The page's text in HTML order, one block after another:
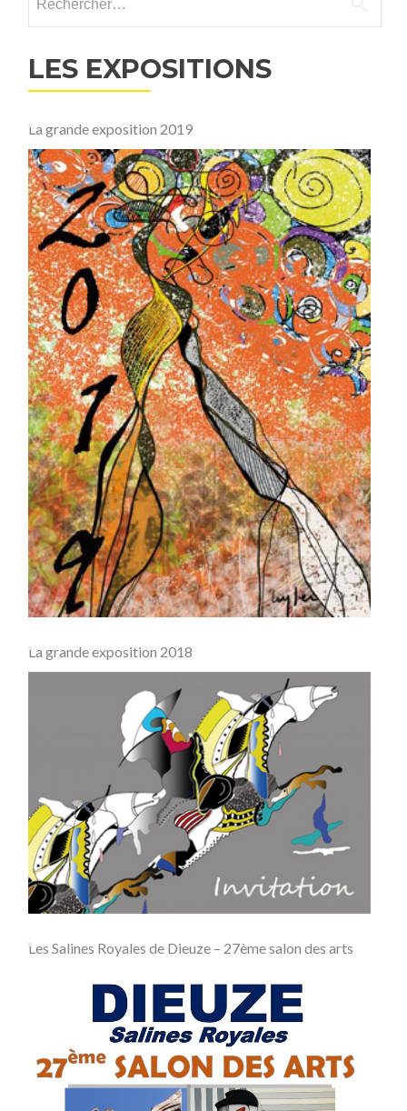
LES EXPOSITIONS
La grande exposition 2019
La grande exposition 2018
Les Salines Royales de Dieuze – 27ème salon des arts